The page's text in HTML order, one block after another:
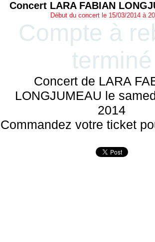
Concert LARA FABIAN
Début du concert le 15/03/2014 à
Compte à
terminé
Concert de LARA
LONGJUMEAU le
2014
Commandez votre ticket